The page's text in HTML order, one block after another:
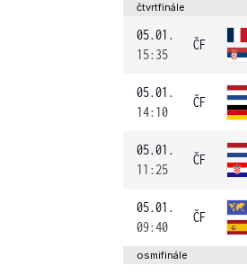
čtvrtfinále
05.01.
15:35
ČF
05.01.
14:10
ČF
05.01.
11:25
ČF
05.01.
09:40
ČF
osmifinále